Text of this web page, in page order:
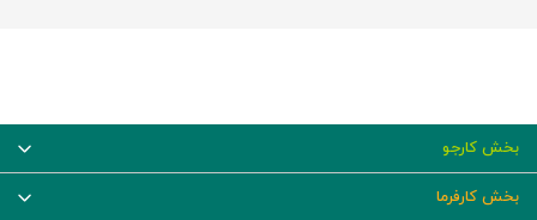
بخش کارجو
بخش کارفرما